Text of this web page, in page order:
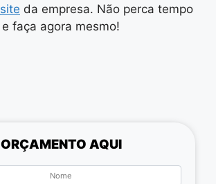
site da empresa. Não perca tempo
e faça agora mesmo!
ORÇAMENTO AQUI